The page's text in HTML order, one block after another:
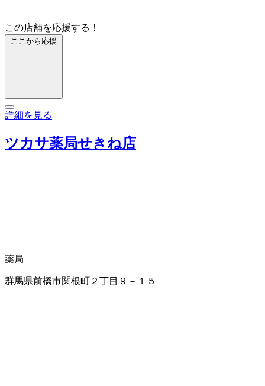
この店舗を応援する！
ここから応援
詳細を見る
ツカサ薬局せきね店
薬局
群馬県前橋市関根町２丁目９－１５